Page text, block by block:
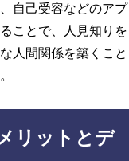
自己受容などのアプ
ことで、人見知りを
人間関係を築くこと
リットとデ